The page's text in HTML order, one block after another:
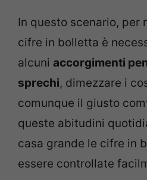
In questo scenario, per
cifre in bolletta è
alcuni accorgimenti
sprechi, dimezzare i
comunque il giusto
queste abitudini
casa grande le cifre in
essere controllate